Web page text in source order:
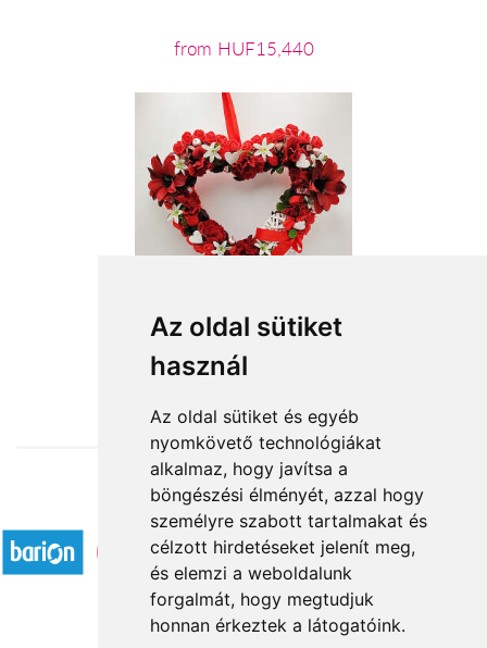
Az oldal sütiket
használ
Az oldal sütiket és egyéb
nyomkövető technológiákat
alkalmaz, hogy javítsa a
böngészési élményét, azzal hogy
személyre szabott tartalmakat és
célzott hirdetéseket jelenít meg,
és elemzi a weboldalunk
forgalmát, hogy megtudjuk
honnan érkeztek a látogatóink.
from HUF15,440
from HUF13,120
Accepted payment methods